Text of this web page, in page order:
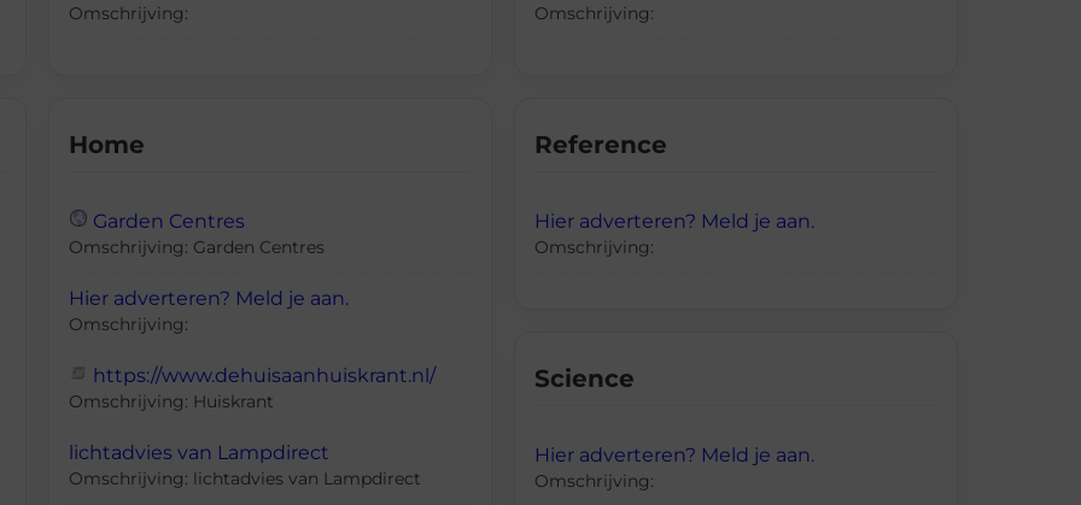
Omschrijving:
Home
Garden Centres
Omschrijving: Garden Centres
Hier adverteren? Meld je aan.
Omschrijving:
https://www.dehuisaanhuiskrant.nl/
Omschrijving: Huiskrant
lichtadvies van Lampdirect
Omschrijving: lichtadvies van Lampdirect
Omschrijving:
Reference
Hier adverteren? Meld je aan.
Omschrijving:
Science
Hier adverteren? Meld je aan.
Omschrijving: